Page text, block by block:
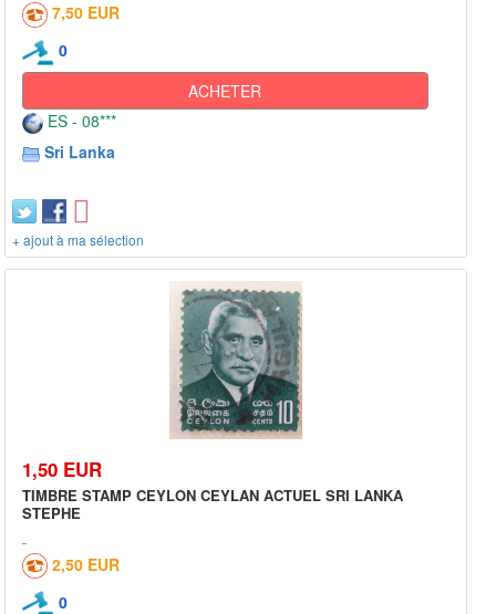
7,50 EUR
0
ACHETER
ES - 08***
Sri Lanka
+ ajout à ma sélection
1,50 EUR
TIMBRE STAMP CEYLON CEYLAN ACTUEL SRI LANKA
STEPHE
2,50 EUR
0